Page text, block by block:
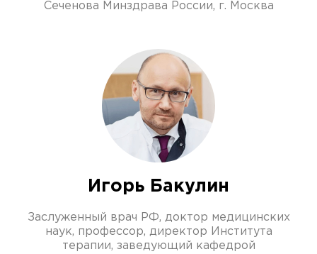
Сеченова Минздрава России, г. Москва
Игорь Бакулин
Заслуженный врач РФ, доктор медицинских
наук, профессор, директор Института
терапии, заведующий кафедрой